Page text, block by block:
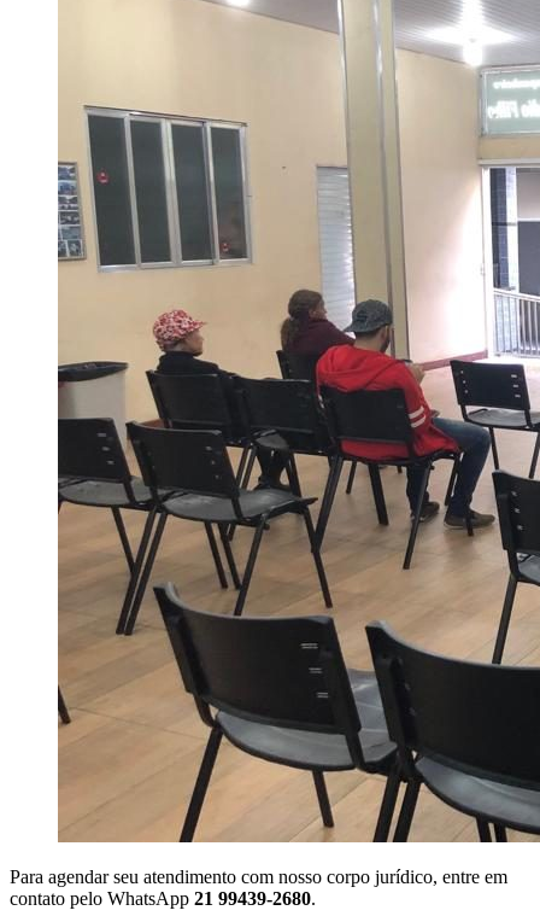
Para agendar seu atendimento com nosso corpo jurídico, entre em
contato pelo WhatsApp 21 99439-2680.